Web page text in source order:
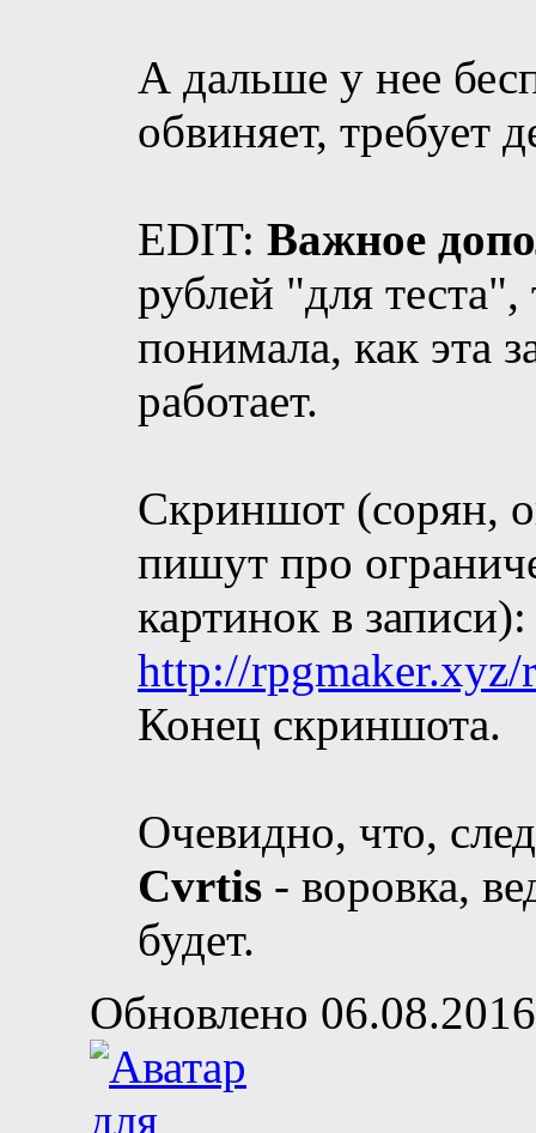
А дальше у нее
обвиняет, требует
EDIT: Важное
рублей "для
понимала, как эта
работает.
Скриншот (сорян,
пишут про
картинок в записи):
http://rpgmaker.xyz/
Конец скриншота.
Очевидно, что,
Cvrtis - воровка,
будет.
Обновлено